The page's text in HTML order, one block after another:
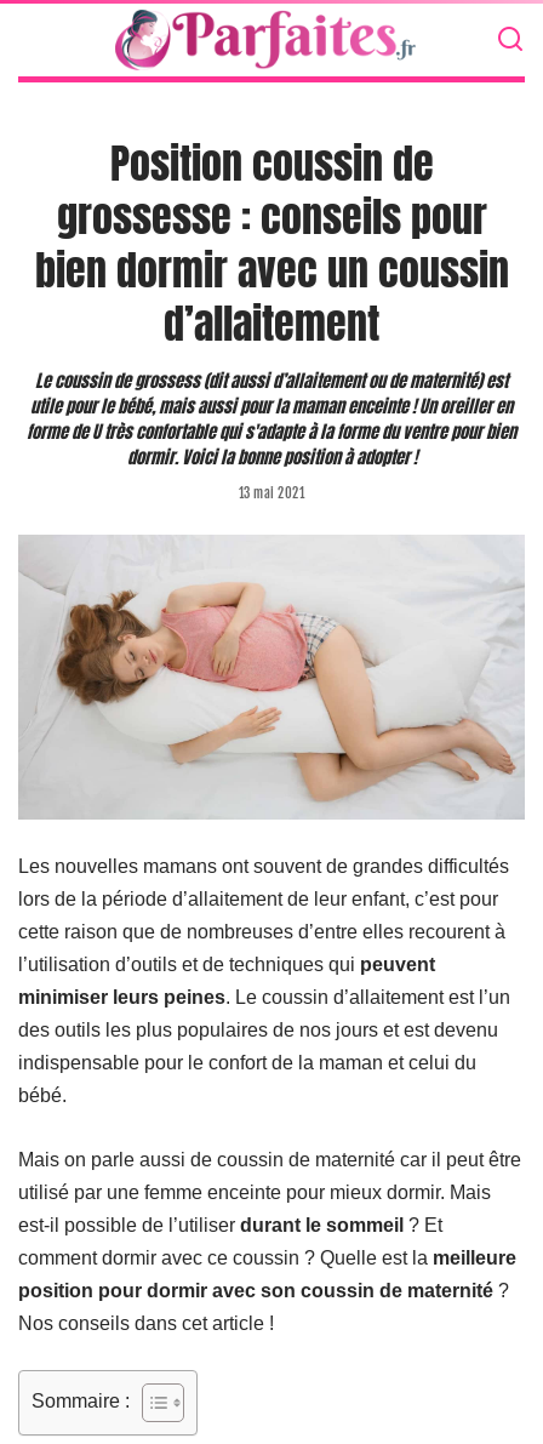
Position coussin de
grossesse : conseils pour
bien dormir avec un coussin
d’allaitement
Le coussin de grossess (dit aussi d’allaitement ou de maternité) est
utile pour le bébé, mais aussi pour la maman enceinte ! Un oreiller en
forme de U très confortable qui s'adapte à la forme du ventre pour bien
dormir. Voici la bonne position à adopter !
13 mai 2021
Les nouvelles mamans ont souvent de grandes difficultés
lors de la période d’allaitement de leur enfant, c’est pour
cette raison que de nombreuses d’entre elles recourent à
l’utilisation d’outils et de techniques qui peuvent
minimiser leurs peines. Le coussin d’allaitement est l’un
des outils les plus populaires de nos jours et est devenu
indispensable pour le confort de la maman et celui du
bébé.
Mais on parle aussi de coussin de maternité car il peut être
utilisé par une femme enceinte pour mieux dormir. Mais
est-il possible de l’utiliser durant le sommeil ? Et
comment dormir avec ce coussin ? Quelle est la meilleure
position pour dormir avec son coussin de maternité ?
Nos conseils dans cet article !
Sommaire :